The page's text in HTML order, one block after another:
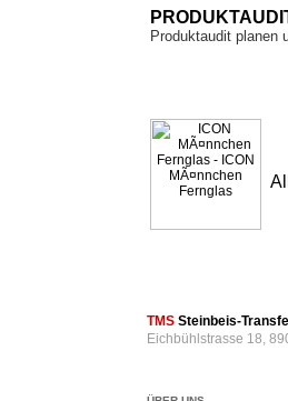
Produktaudit planen
TMS Steinbeis-
Eichbühlstrasse 18,